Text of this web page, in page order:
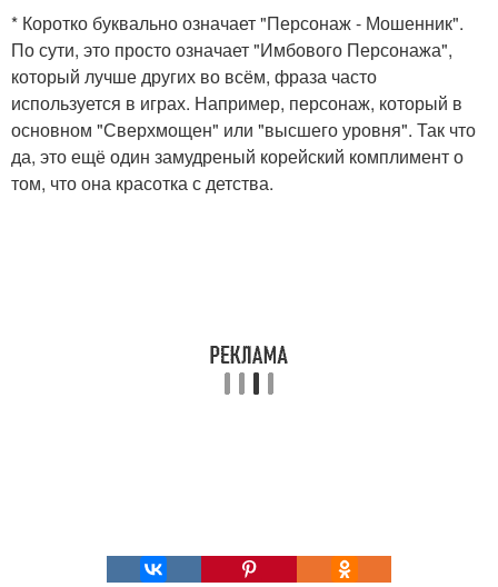
* Коротко буквально означает "Персонаж - Мошенник".
По сути, это просто означает "Имбового Персонажа",
который лучше других во всём, фраза часто
используется в играх. Например, персонаж, который в
основном "Сверхмощен" или "высшего уровня". Так что
да, это ещё один замудреный корейский комплимент о
том, что она красотка с детства.